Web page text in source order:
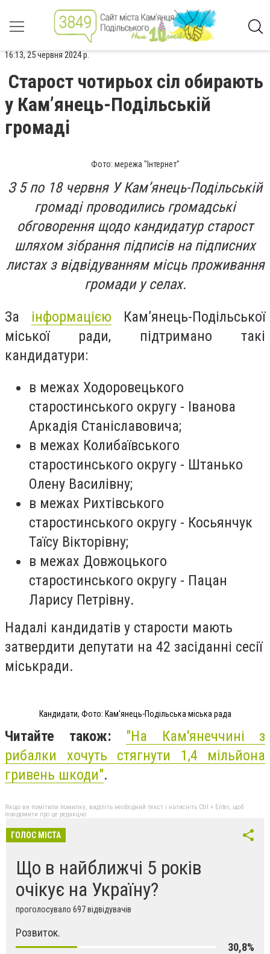
16:13, 25 червня 2024 р.
Старост чотирьох сіл обирають
у Кам’янець-Подільській
громаді
Фото: мережа "Інтернет"
З 5 по 18 червня У Кам’янець-Подільській
громаді проводились громадські
обговорення щодо кандидатур старост
шляхом зібрання підписів на підписних
листах з відвідуванням місць проживання
громади у селах.
За інформацією Кам’янець-Подільської
міської ради, підтримано такі
кандидатури:
в межах Ходоровецького
старостинського округу - Іванова
Аркадія Станіславовича;
в межах Колибаївського
старостинського округу - Штанько
Олену Василівну;
в межах Рихтівського
старостинського округу - Косьянчук
Таїсу Вікторівну;
в межах Довжоцького
старостинського округу - Пацан
Ларису Петрівну.
Надалі кандидатів у старости мають
затвердити депутати на 42 засіданні сесії
міськради.
Кандидати, Фото: Кам'янець-Подільська міська рада
Читайте також: "На Кам'янеччині з
рибалки хочуть стягнути 1,4 мільйона
гривень шкоди".
Якщо ви помітили помилку, виділіть необхідний текст і натисніть Ctrl + Enter, щоб
повідомити про це редакцію
ГОЛОС МІСТА
Що в найближчі 5 років
очікує на Україну?
проголосувало 697 відвідувачів
Розвиток.
30,8%